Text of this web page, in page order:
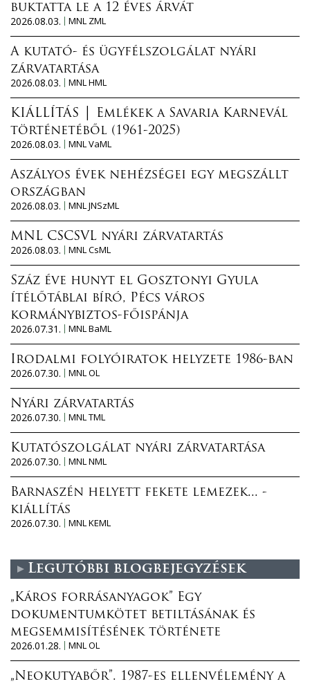
buktatta le a 12 éves árvát
2026.08.03.
MNL ZML
A kutató- és ügyfélszolgálat nyári
zárvatartása
2026.08.03.
MNL HML
KIÁLLÍTÁS │ Emlékek a Savaria Karnevál
történetéből (1961-2025)
2026.08.03.
MNL VaML
Aszályos évek nehézségei egy megszállt
országban
2026.08.03.
MNL JNSzML
MNL CSCSVL nyári zárvatartás
2026.08.03.
MNL CsML
Száz éve hunyt el Gosztonyi Gyula
ítélőtáblai bíró, Pécs város
kormánybiztos-főispánja
2026.07.31.
MNL BaML
Irodalmi folyóiratok helyzete 1986-ban
2026.07.30.
MNL OL
Nyári zárvatartás
2026.07.30.
MNL TML
Kutatószolgálat nyári zárvatartása
2026.07.30.
MNL NML
Barnaszén helyett fekete lemezek... -
kiállítás
2026.07.30.
MNL KEML
Legutóbbi blogbejegyzések
„Káros forrásanyagok” Egy
dokumentumkötet betiltásának és
megsemmisítésének története
2026.01.28.
MNL OL
„Neokutyabőr”. 1987-es ellenvélemény a